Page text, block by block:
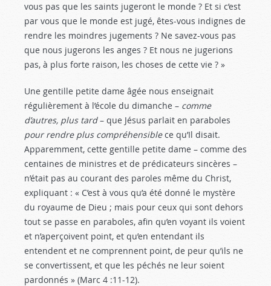
vous pas que les saints jugeront le monde ? Et si c’est
par vous que le monde est jugé, êtes-vous indignes de
rendre les moindres jugements ? Ne savez-vous pas
que nous jugerons les anges ? Et nous ne jugerions
pas, à plus forte raison, les choses de cette vie ? »
Une gentille petite dame âgée nous enseignait
régulièrement à l’école du dimanche – comme
d’autres, plus tard– que Jésus parlait en paraboles
pour rendre plus compréhensiblece qu’Il disait.
Apparemment, cette gentille petite dame – comme des
centaines de ministres et de prédicateurs sincères –
n’était pas au courant des paroles même du Christ,
expliquant : « C’est à vous qu’a été donné le mystère
du royaume de Dieu ; mais pour ceux qui sont dehors
tout se passe en paraboles, afin qu’en voyant ils voient
et n’aperçoivent point, et qu’en entendant ils
entendent et ne comprennent point, de peur qu’ils ne
se convertissent, et que les péchés ne leur soient
pardonnés » (Marc 4 :11-12).